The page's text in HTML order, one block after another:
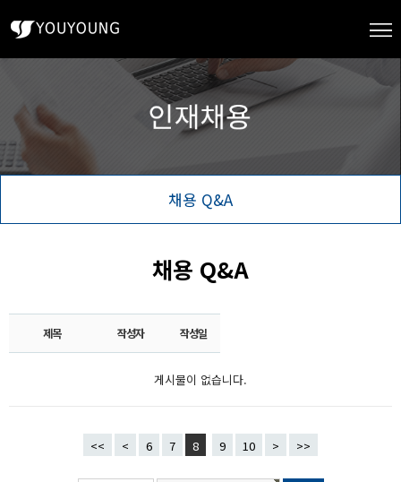
채용 Q&A
채용 Q&A
제목 작성자 작성일
게시물이 없습니다.
<< < 6 7 8 9 10 > >>